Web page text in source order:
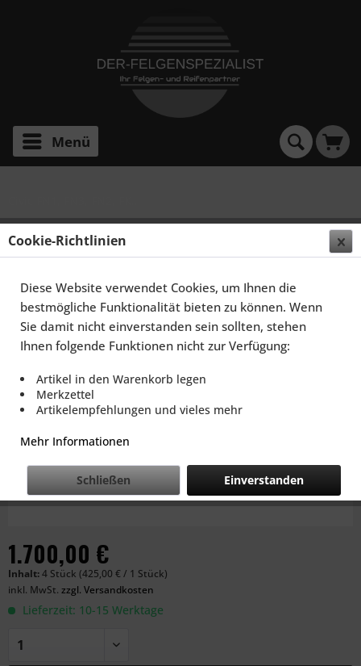
Menü
SCHMIDT FELGEN 19 ZOLL GAMBIT FÜR HONDA
CIVIC MK8 FK/FN, SATINBLACK
HORNPOLIERT/UNDERCUT
1.700,00 €
Inhalt:4 Stück (425,00 € / 1 Stück)
inkl. MwSt. zzgl. Versandkosten
Lieferzeit: 10-15 Werktage
Cookie-Richtlinien
Diese Website verwendet Cookies, um Ihnen die
bestmögliche Funktionalität bieten zu können. Wenn
Sie damit nicht einverstanden sein sollten, stehen
Ihnen folgende Funktionen nicht zur Verfügung:
Artikel in den Warenkorb legen
Merkzettel
Artikelempfehlungen und vieles mehr
Mehr Informationen
Einverstanden
Schließen